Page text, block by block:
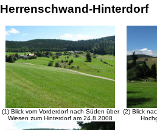
Herrenschwand-Hinterdorf
(1) Blick vom Vorderdorf nach Süden über
Wiesen zum Hinterdorf am 24.8.2008
(2) Blick